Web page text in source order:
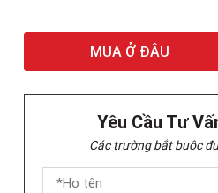
MUA Ở ĐÂU
Yêu Cầu Tư
Các trường bắt buộc